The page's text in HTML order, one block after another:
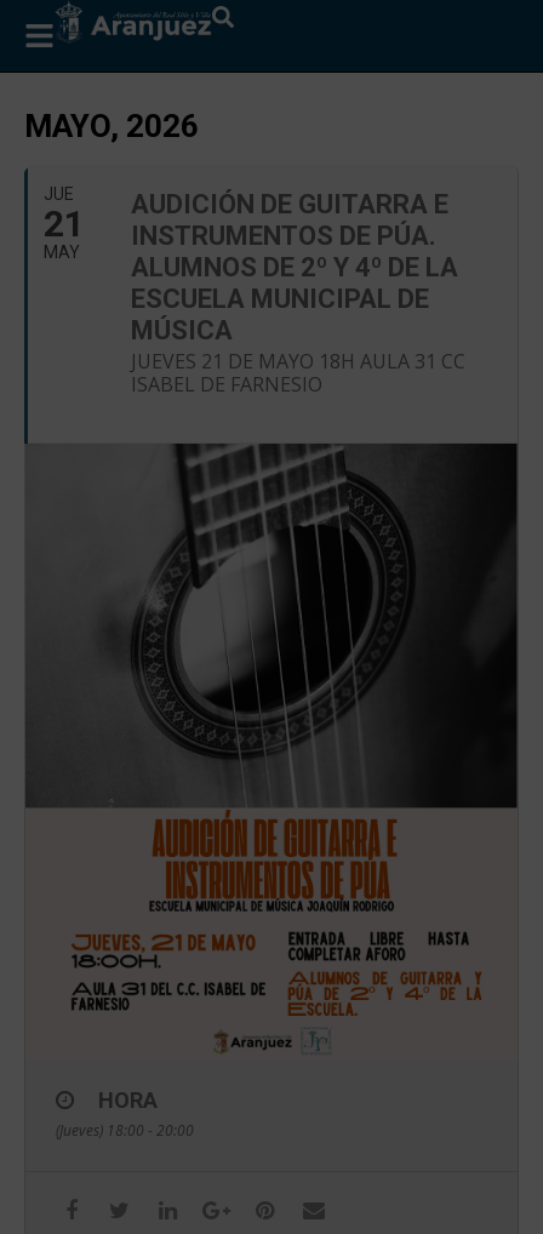
MAYO, 2026
JUE
21
MAY
AUDICIÓN DE GUITARRA E
INSTRUMENTOS DE PÚA.
ALUMNOS DE 2º Y 4º DE LA
ESCUELA MUNICIPAL DE
MÚSICA
JUEVES 21 DE MAYO 18H AULA 31 CC
ISABEL DE FARNESIO
HORA
(Jueves) 18:00 - 20:00